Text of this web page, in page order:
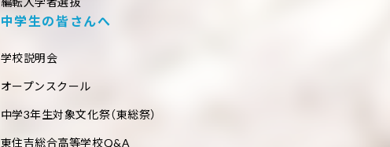
中学生の皆さんへ
学校説明会
オープンスクール
中学3年生対象文化祭（東総祭）
東住吉総合高等学校Q&A